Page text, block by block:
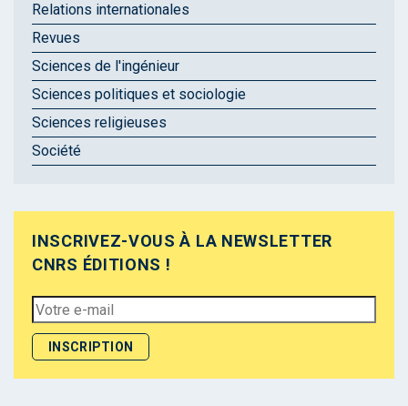
Relations internationales
Revues
Sciences de l'ingénieur
Sciences politiques et sociologie
Sciences religieuses
Société
INSCRIVEZ-VOUS À LA NEWSLETTER
CNRS ÉDITIONS !